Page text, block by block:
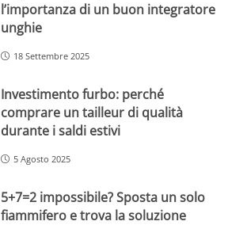
l’importanza di un buon integratore
unghie
18 Settembre 2025
Investimento furbo: perché
comprare un tailleur di qualità
durante i saldi estivi
5 Agosto 2025
5+7=2 impossibile? Sposta un solo
fiammifero e trova la soluzione